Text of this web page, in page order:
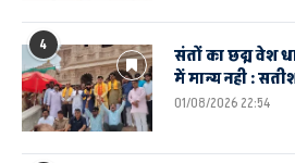
4
संतों का छद्म वेश
में मान्य नही :
01/08/2026 22:54